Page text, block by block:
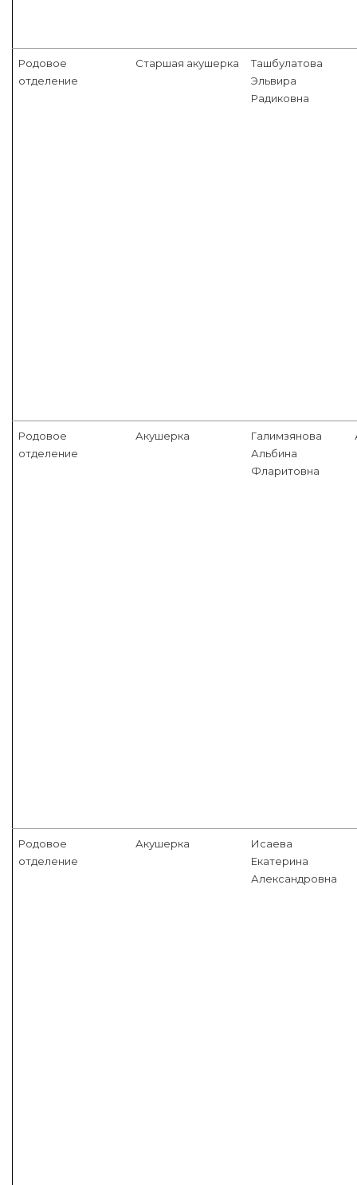
Родовое
отделение
Старшая акушерка
Ташбулатова
Эльвира
Радиковна
Родовое
отделение
Акушерка
Галимзянова
Альбина
Фларитовна
Родовое
отделение
Акушерка
Исаева
Екатерина
Александровна